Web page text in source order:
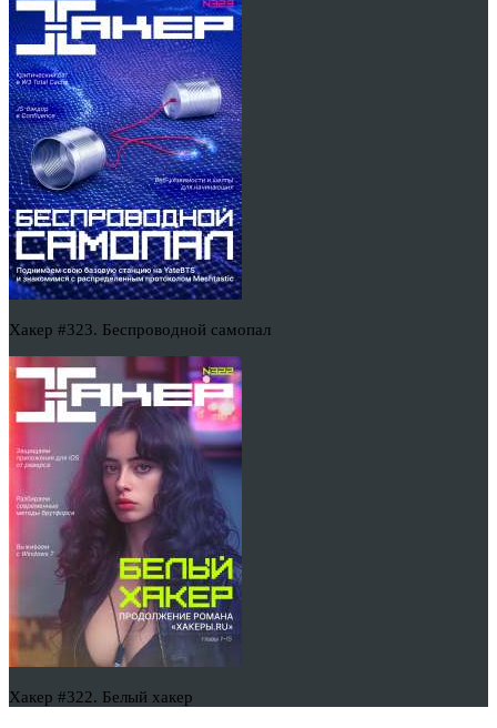
Хакер #323. Беспроводной самопал
Хакер #322. Белый хакер